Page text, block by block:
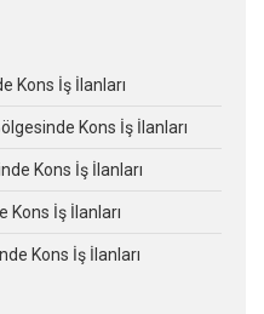
Kons İş İlanları
Kons İş İlanları
Kons İş İlanları
Kons İş İlanları
Kons İş İlanları